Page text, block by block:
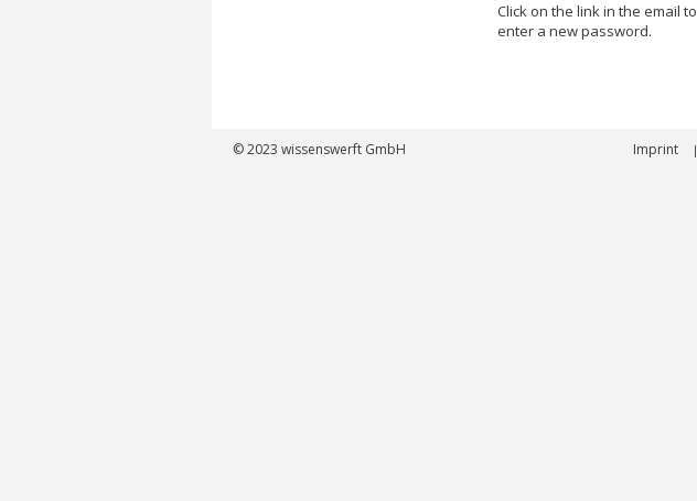
Click on the link in the email to
enter a new password.
Imprint |
© 2023 wissenswerft GmbH